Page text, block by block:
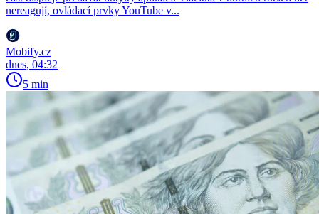
nereagují, ovládací prvky YouTube v...
Mobify.cz
dnes, 04:32
5 min